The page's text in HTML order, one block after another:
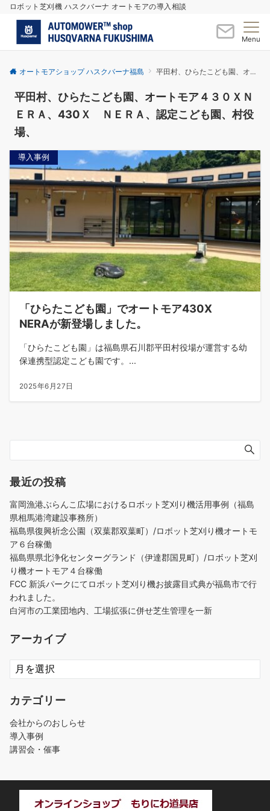
ロボット芝刈機 ハスクバーナ オートモアの導入相談
Menu
オートモアショップ ハスクバーナ福島 平田村、ひらたこども園、オートモア４３０ＸＮＥＲＡ、430Ｘ ＮＥＲＡ、認定こども園、村役場、
平田村、ひらたこども園、オートモア４３０ＸＮ
ＥＲＡ、430Ｘ ＮＥＲＡ、認定こども園、村役
場、
導入事例
「ひらたこども園」でオートモア430X
NERAが新登場しました。
「ひらたこども園」は福島県石川郡平田村役場が運営する幼
保連携型認定こども園です。...
2025年6月27日
最近の投稿
富岡漁港ぶらんこ広場におけるロボット芝刈り機活用事例（福島
県相馬港湾建設事務所）
福島県復興祈念公園（双葉郡双葉町）/ロボット芝刈り機オートモ
ア６台稼働
福島県県北浄化センターグランド（伊達郡国見町）/ロボット芝刈
り機オートモア４台稼働
FCC 新浜パークにてロボット芝刈り機お披露目式典が福島市で行
われました。
白河市の工業団地内、工場拡張に併せ芝生管理を一新
アーカイブ
ア
ー
イ
カテゴリー
会社からのおしらせ
導入事例
講習会・催事